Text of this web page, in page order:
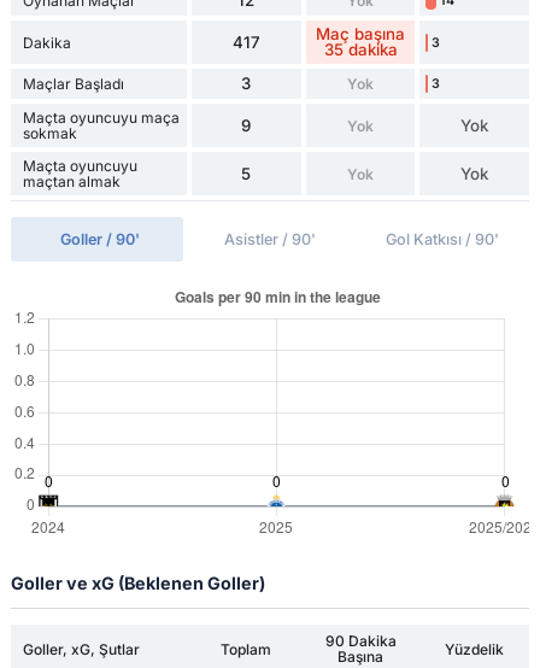
Dakika 417
Maç başına
35 dakika
3
Maçlar Başladı 3 Yok 3
Maçta oyuncuyu maça
sokmak
9 Yok Yok
Maçta oyuncuyu
maçtan almak
5 Yok Yok
Goller / 90' Asistler / 90' Gol Katkısı / 90'
Goller ve xG (Beklenen Goller)
Goller, xG, Şutlar Toplam
90 Dakika
Başına
Yüzdelik